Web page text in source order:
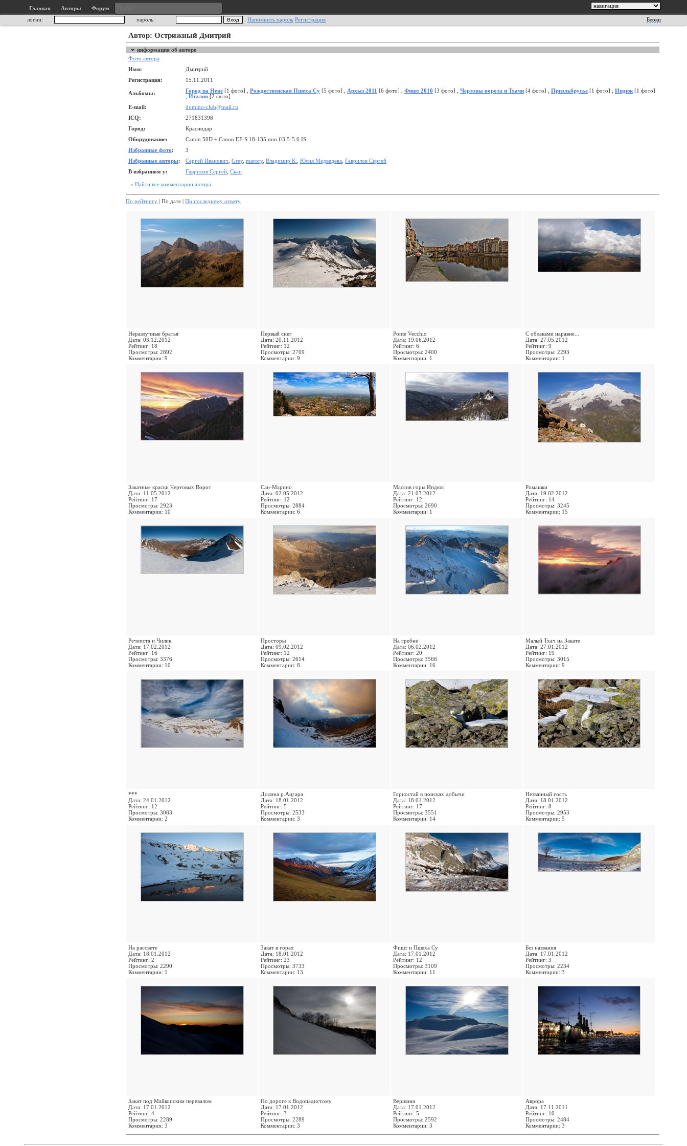
Главная Авторы
Форум
логин:
пароль: Напомнить пароль Регистрация Блоки
Автор: Острижный Дмитрий
информация об авторе
Фото автора
Имя:
Дмитрий
Регистрация:
15.11.2011
Альбомы: Город на Неве [1 фото] , Рождественская Пшеха Су [5 фото] , Архыз 2011 [6 фото] , Фишт 2010 [3 фото] , Чертовы ворота и Тхачи [4 фото] , Приэльбрусье [1 фото] , Индюк [1 фото]
Италия [2 фото]
E-mail:
domino-club@mail.ru
ICQ:
271831398
Город:
Краснодар
Оборудование:
Canon 50D + Canon EF-S 18-135 mm f/3.5-5.6 IS
Избранные фото:
3
Избранные авторы: Сергей Иванович Grey, marory, Владимир К. Юлия Медведева
Гаврилов Сергей
В избранном у:
Гаврилов Сергей Скан
» Найти все комментарии автора
По рейтингу | По дате | По последнему ответу
Неразлучные братья
Дата: 03.12.2012
Рейтинг: 18
Просмотры: 2892
Комментарии: 9
Первый снег
Дата: 20.11.2012
Рейтинг: 12
Просмотры: 2709
Комментарии: 9
Ponte Vecchio
Дата: 19.06.2012
Рейтинг: 6
Просмотры: 2400
Комментарии: 1
С облаками наравне...
Дата: 27.05.2012
Рейтинг: 9
Просмотры: 2293
Комментарии: 1
Закатные краски Чертовых Ворот
Дата: 11.05.2012
Рейтинг: 17
Просмотры: 2923
Комментарии: 10
Сан-Марино
Дата: 02.05.2012
Рейтинг: 12
Просмотры: 2884
Комментарии: 6
Массив горы Индюк
Дата: 21.03.2012
Рейтинг: 12
Просмотры: 2690
Комментарии: 1
Ромашки
Дата: 19.02.2012
Рейтинг: 14
Просмотры: 3245
Комментарии: 15
Речепста и Чилик
Дата: 17.02.2012
Рейтинг: 16
Просмотры: 3376
Комментарии: 10
Просторы
Дата: 09.02.2012
Рейтинг: 12
Просмотры: 2614
Комментарии: 8
На гребне
Дата: 06.02.2012
Рейтинг: 20
Просмотры: 3566
Комментарии: 16
Малый Тхач на Закате
Дата: 27.01.2012
Рейтинг: 19
Просмотры: 3015
Комментарии: 9
***
Дата: 24.01.2012
Рейтинг: 12
Просмотры: 3083
Комментарии: 2
Долина р.Ацгара
Дата: 18.01.2012
Рейтинг: 5
Просмотры: 2533
Комментарии: 3
Горностай в поисках добычи
Дата: 18.01.2012
Рейтинг: 17
Просмотры: 3551
Комментарии: 14
Незванный гость
Дата: 18.01.2012
Рейтинг: 8
Просмотры: 2953
Комментарии: 5
На рассвете
Дата: 18.01.2012
Рейтинг: 2
Просмотры: 2290
Комментарии: 1
Закат в горах
Дата: 18.01.2012
Рейтинг: 23
Просмотры: 3733
Комментарии: 13
Фишт и Пшеха Су
Дата: 17.01.2012
Рейтинг: 12
Просмотры: 3109
Комментарии: 11
Без названия
Дата: 17.01.2012
Рейтинг: 3
Просмотры: 2234
Комментарии: 3
Закат под Майкопским перевалом
Дата: 17.01.2012
Рейтинг: 4
Просмотры: 2289
Комментарии: 3
По дороге к Водопадистому
Дата: 17.01.2012
Рейтинг: 3
Просмотры: 2289
Комментарии: 3
Вершина
Дата: 17.01.2012
Рейтинг: 5
Просмотры: 2592
Комментарии: 3
Аврора
Дата: 17.11.2011
Рейтинг: 10
Просмотры: 2484
Комментарии: 3